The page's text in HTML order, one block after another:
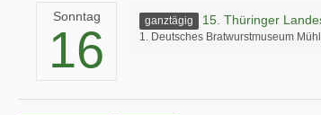
Sonntag
16
ganztägig 15. Thüringer
1. Deutsches Bratwurstmuseum